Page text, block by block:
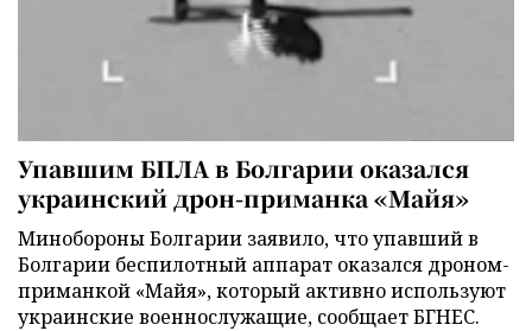
Упавшим БПЛА в Болгарии оказался
украинский дрон-приманка «Майя»
Минобороны Болгарии заявило, что упавший в
Болгарии беспилотный аппарат оказался дроном-
приманкой «Майя», который активно используют
украинские военнослужащие, сообщает БГНЕС.